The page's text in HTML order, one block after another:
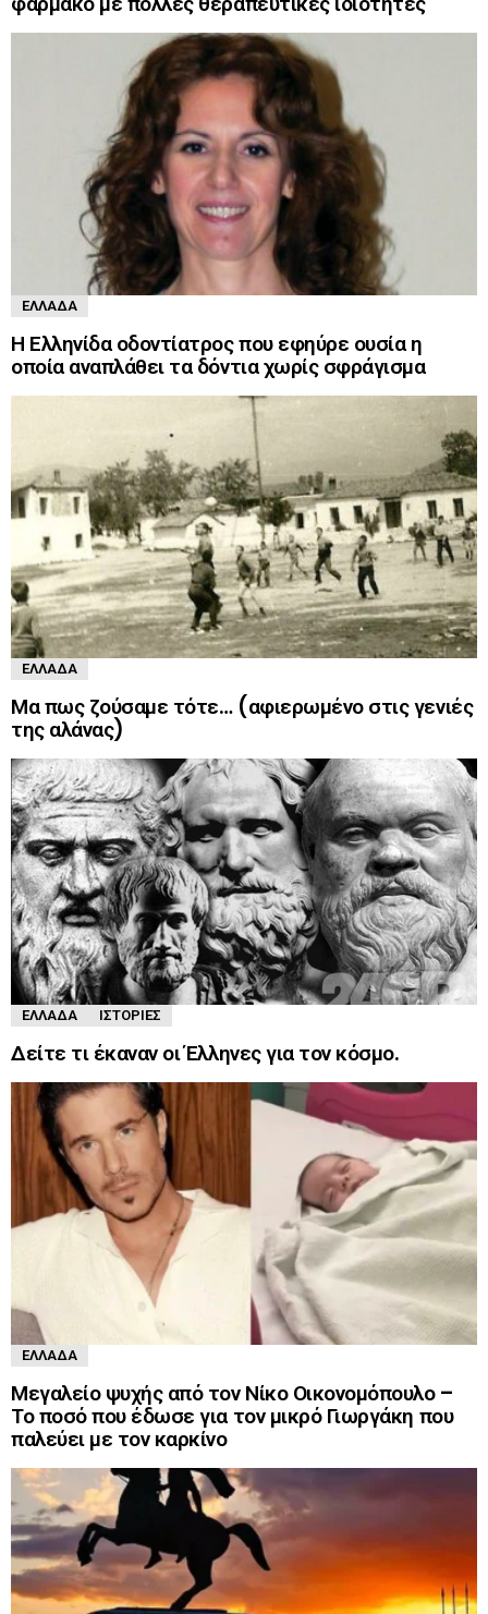
ΕΛΛΆΔΑ
Η Ελληνίδα οδοντίατρος που εφηύρε ουσία η
οποία αναπλάθει τα δόντια χωρίς σφράγισμα
ΕΛΛΆΔΑ
Μα πως ζούσαμε τότε… (αφιερωμένο στις γενιές
της αλάνας)
ΕΛΛΆΔΑ ΙΣΤΟΡΊΕΣ
Δείτε τι έκαναν οι Έλληνες για τον κόσμο.
ΕΛΛΆΔΑ
Μεγαλείο ψυχής από τον Νίκο Οικονομόπουλο –
Το ποσό που έδωσε για τον μικρό Γιωργάκη που
παλεύει με τον καρκίνο